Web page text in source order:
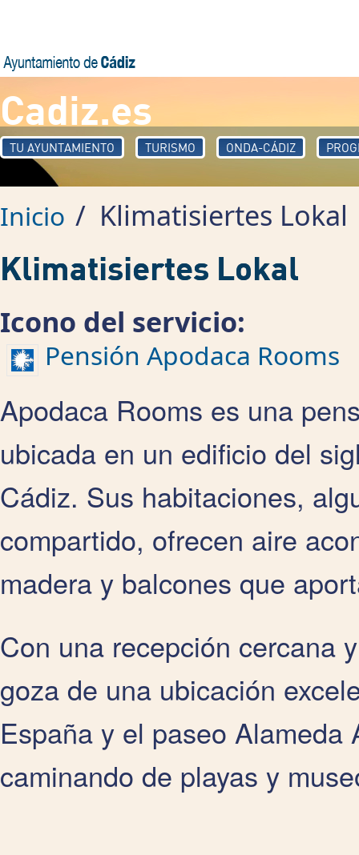
Cadiz.es
TU AYUNTAMIENTO TURISMO ONDA-CÁDIZ
Inicio / Klimatisiertes Lokal
Klimatisiertes Lokal
Icono del servicio:
Pensión Apodaca Rooms
Apodaca Rooms es una
ubicada en un edificio del
Cádiz. Sus habitaciones,
compartido, ofrecen aire
madera y balcones que
Con una recepción cercana
goza de una ubicación
España y el paseo
caminando de playas y